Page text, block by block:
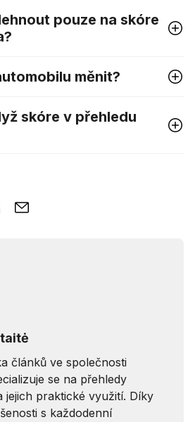
pouze na skóre
měnit?
skóre v přehledu
článků ve společnosti
se na přehledy
jejich praktické využití. Díky
s každodenní